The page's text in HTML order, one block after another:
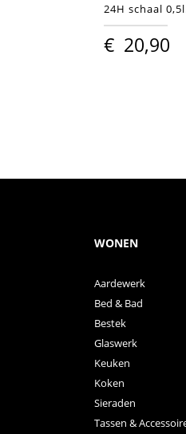
24H schaal
€ 20,90
WONEN
Aardewerk
Bed & Bad
Bestek
Glaswerk
Keuken
Koken
Sieraden
Tassen &